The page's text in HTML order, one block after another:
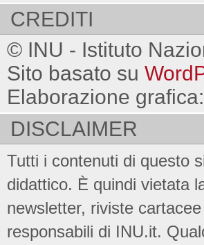
CREDITI
© INU - Istituto
Sito basato su
Elaborazione grafica:
DISCLAIMER
Tutti i contenuti di questo
didattico. È quindi vietata
newsletter, riviste
responsabili di INU.it.